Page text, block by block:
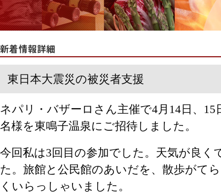
東日本大震災の被災者支援
ネパリ・バザーロさん主催で4月14日、
名様を東鳴子温泉にご招待しました。
今回私は3回目の参加でした。天気が良く
た。旅館と公民館のあいだを、散歩がて
くいらっしゃいました。